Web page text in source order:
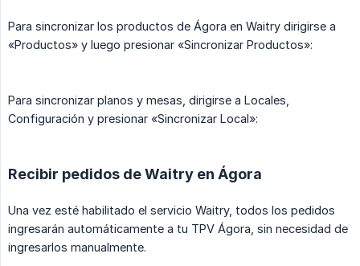
Para sincronizar los productos de Ágora en Waitry dirigirse a
«Productos» y luego presionar «Sincronizar Productos»:
Para sincronizar planos y mesas, dirigirse a Locales,
Configuración y presionar «Sincronizar Local»:
Recibir pedidos de Waitry en Ágora
Una vez esté habilitado el servicio Waitry, todos los pedidos
ingresarán automáticamente a tu TPV Ágora, sin necesidad de
ingresarlos manualmente.